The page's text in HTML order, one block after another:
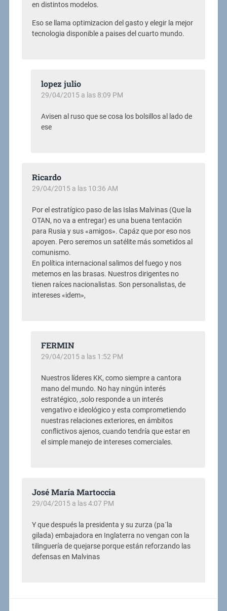
en distintos modelos.
Eso se llama optimizacion del gasto y elegir la mejor
tecnologia disponible a paises del cuarto mundo.
lopez julio
29/04/2015 a las 8:09 PM
Avisen al ruso que se cosa los bolsillos al lado de
ese
Ricardo
29/04/2015 a las 10:36 AM
Por el estratígico paso de las Islas Malvinas (Que la
OTAN, no va a entregar) es una buena tentación
para Rusia y sus «amigos». Capáz que por eso nos
apoyen. Pero seremos un satélite más sometidos al
comunismo.
En política internacional salimos del fuego y nos
metemos en las brasas. Nuestros dirigentes no
tienen raíces nacionalistas. Son personalistas, de
intereses «idem»,
FERMIN
29/04/2015 a las 1:52 PM
Nuestros líderes KK, como siempre a cantora
mano del mundo. No hay ningún interés
estratégico, ,solo responde a un interés
vengativo e ideológico y esta comprometiendo
nuestras relaciones exteriores, en ámbitos
conflictivos ajenos, cuando tendría que estar en
el simple manejo de intereses comerciales.
José María Martoccia
29/04/2015 a las 4:07 PM
Y que después la presidenta y su zurza (pa´la
gilada) embajadora en Inglaterra no vengan con la
tilinguería de quejarse porque están reforzando las
defensas en Malvinas